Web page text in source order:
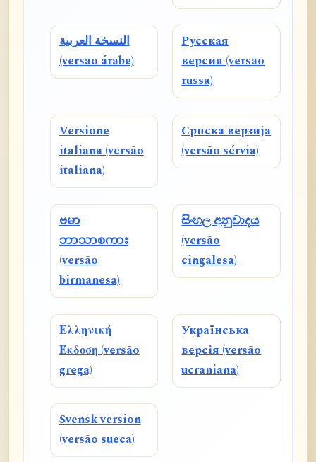
النسخة العربية
(versão árabe)
Русская
версия (versão
russa)
Versione
italiana (versão
italiana)
Српска верзија
(versão sérvia)
ဗမာ
ဘာသာစကား
(versão
birmanesa)
සිංහල අනුවාදය
(versão
cingalesa)
Ελληνική
Έκδοση (versão
grega)
Українська
версія (versão
ucraniana)
Svensk version
(versão sueca)